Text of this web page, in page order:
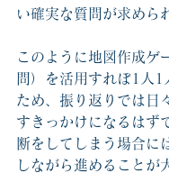
い確実な質問が求めら
このように地図作成ゲ
問）を活用すれぼ1人1
ため、振り返りでは日
すきっかけになるはず
断をしてしまう場合に
しながら進めることが